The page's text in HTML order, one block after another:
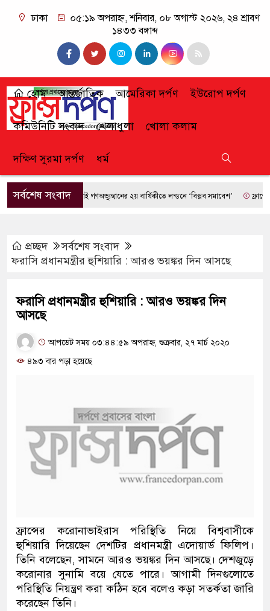
ঢাকা
০৫:১৯ অপরাহ্ন, শনিবার, ০৮ অগাস্ট ২০২৬, ২৪ শ্রাবণ
১৪৩৩ বঙ্গাব্দ
হোম আন্তর্জাতিক আমেরিকা দর্পণ ইউরোপ দর্পণ
কমিউনিটি সংবাদ খেলাধুলা খোলা কলাম
দক্ষিণ সুরমা দর্পণ ধর্ম
সর্বশেষ সংবাদজুলাই গণঅভ্যুত্থানের ২য় বার্ষিকীতে লন্ডনে ‘বিপ্লব সমাবেশ’ ফ্রান্সে
প্রচ্ছদ
সর্বশেষ সংবাদ
ফরাসি প্রধানমন্ত্রীর হুশিয়ারি : আরও ভয়ঙ্কর দিন আসছে
ফরাসি প্রধানমন্ত্রীর হুশিয়ারি : আরও ভয়ঙ্কর দিন
আসছে
আপডেট সময় ০৩:৪৪:৫৯ অপরাহ্ন, শুক্রবার, ২৭ মার্চ ২০২০
৪৯৩ বার পড়া হয়েছে
ফ্রান্সের করোনাভাইরাস পরিস্থিতি নিয়ে বিশ্ববাসীকে
হুশিয়ারি দিয়েছেন দেশটির প্রধানমন্ত্রী এদোয়ার্ড ফিলিপ।
তিনি বলেছেন, সামনে আরও ভয়ঙ্কর দিন আসছে। দেশজুড়ে
করোনার সুনামি বয়ে যেতে পারে। আগামী দিনগুলোতে
পরিস্থিতি নিয়ন্ত্রণ করা কঠিন হবে বলেও কড়া সতর্কতা জারি
করেছেন তিনি।